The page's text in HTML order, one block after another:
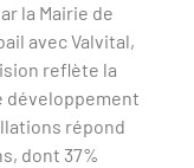
la Mairie de
avec Valvital,
reflète la
développement
répond
dont 37%